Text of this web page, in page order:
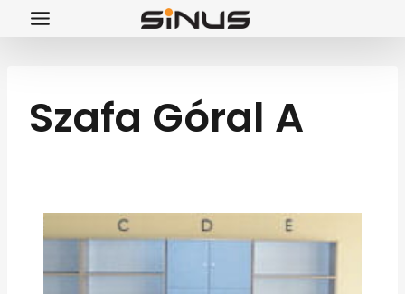
Przejdź
Szafa Góral A